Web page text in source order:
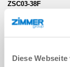
Diese
ZSC03-38F